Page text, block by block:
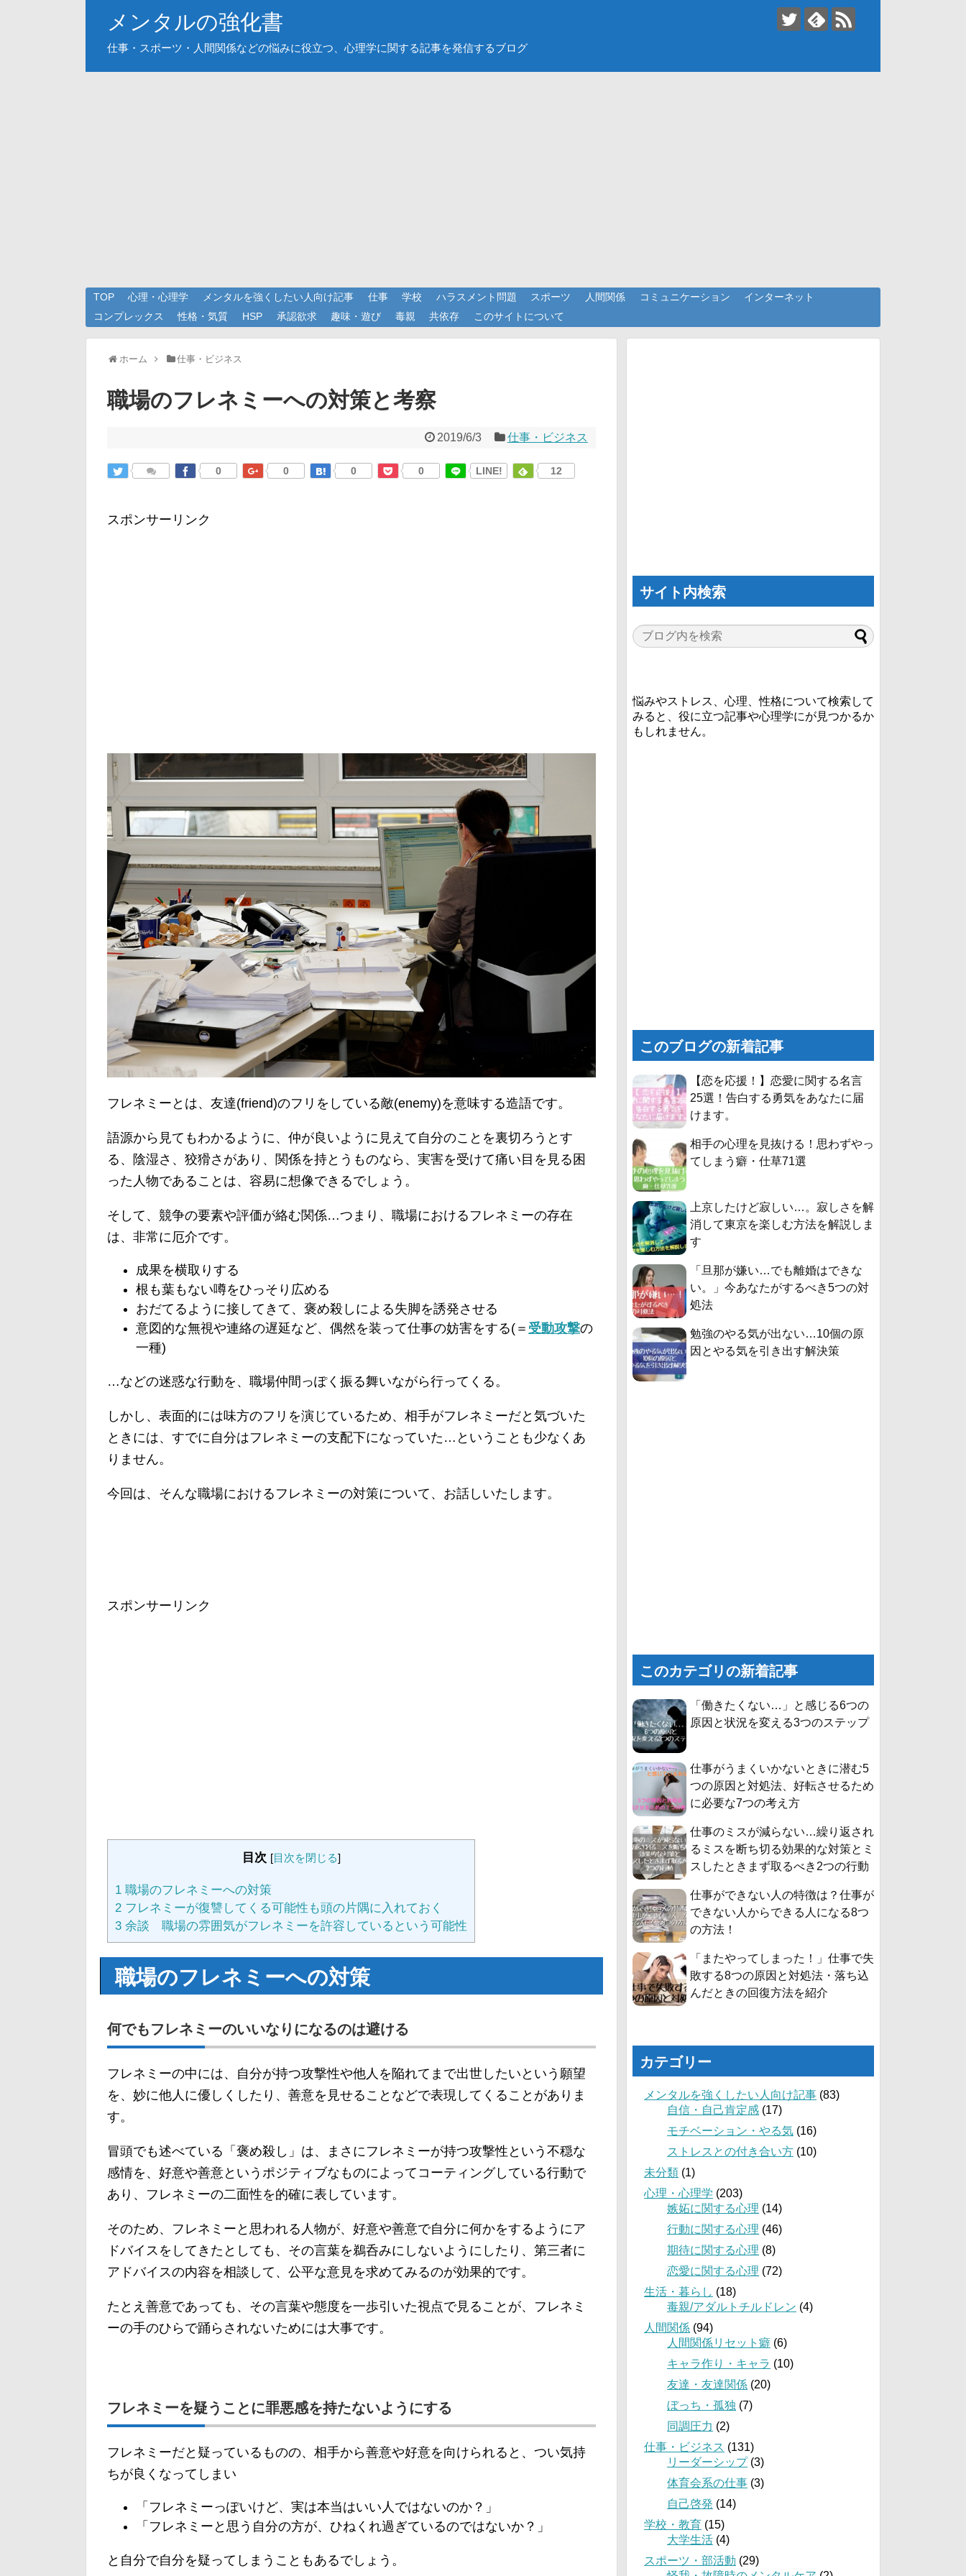
メンタルの強化書
仕事・スポーツ・人間関係などの悩みに役立つ、心理学に関する記事を発信するブログ
TOP 心理・心理学 メンタルを強くしたい人向け記事 仕事 学校 ハラスメント問題 スポーツ 人間関係 コミュニケーション
インターネット
コンプレックス
性格・気質 HSP 承認欲求 趣味・遊び 毒親 共依存 このサイトについて
ホーム 仕事・ビジネス
職場のフレネミーへの対策と考察
2019/6/3 仕事・ビジネス
0 0 0 0 LINE! 12
スポンサーリンク
フレネミーとは、友達(friend)のフリをしている敵(enemy)を意味する造語です。
語源から見てもわかるように、仲が良いように見えて自分のことを裏切ろうとす
る、陰湿さ、狡猾さがあり、関係を持とうものなら、実害を受けて痛い目を見る困
った人物であることは、容易に想像できるでしょう。
そして、競争の要素や評価が絡む関係…つまり、職場におけるフレネミーの存在
は、非常に厄介です。
成果を横取りする
根も葉もない噂をひっそり広める
おだてるように接してきて、褒め殺しによる失脚を誘発させる
意図的な無視や連絡の遅延など、偶然を装って仕事の妨害をする(＝ 受動攻撃の
一種)
…などの迷惑な行動を、職場仲間っぽく振る舞いながら行ってくる。
しかし、表面的には味方のフリを演じているため、相手がフレネミーだと気づいた
ときには、すでに自分はフレネミーの支配下になっていた…ということも少なくあ
りません。
今回は、そんな職場におけるフレネミーの対策について、お話しいたします。
スポンサーリンク
目次 [目次を閉じる]
1 職場のフレネミーへの対策
2 フレネミーが復讐してくる可能性も頭の片隅に入れておく
3 余談 職場の雰囲気がフレネミーを許容しているという可能性
職場のフレネミーへの対策
何でもフレネミーのいいなりになるのは避ける
フレネミーの中には、自分が持つ攻撃性や他人を陥れてまで出世したいという願望
を、妙に他人に優しくしたり、善意を見せることなどで表現してくることがありま
す。
冒頭でも述べている「褒め殺し」は、まさにフレネミーが持つ攻撃性という不穏な
感情を、好意や善意というポジティブなものによってコーティングしている行動で
あり、フレネミーの二面性を的確に表しています。
そのため、フレネミーと思われる人物が、好意や善意で自分に何かをするようにア
ドバイスをしてきたとしても、その言葉を鵜呑みにしないようにしたり、第三者に
アドバイスの内容を相談して、公平な意見を求めてみるのが効果的です。
たとえ善意であっても、その言葉や態度を一歩引いた視点で見ることが、フレネミ
ーの手のひらで踊らされないためには大事です。
フレネミーを疑うことに罪悪感を持たないようにする
フレネミーだと疑っているものの、相手から善意や好意を向けられると、つい気持
ちが良くなってしまい
「フレネミーっぽいけど、実は本当はいい人ではないのか？」
「フレネミーと思う自分の方が、ひねくれ過ぎているのではないか？」
と自分で自分を疑ってしまうこともあるでしょう。
サイト内検索
悩みやストレス、心理、性格について検索して
みると、役に立つ記事や心理学にが見つかるか
もしれません。
このブログの新着記事
【恋を応援！】恋愛に関する名言
25選！告白する勇気をあなたに届
けます。
相手の心理を見抜ける！思わずやっ
てしまう癖・仕草71選
上京したけど寂しい…。寂しさを解
消して東京を楽しむ方法を解説しま
す
「旦那が嫌い…でも離婚はできな
い。」今あなたがするべき5つの対
処法
勉強のやる気が出ない…10個の原
因とやる気を引き出す解決策
このカテゴリの新着記事
「働きたくない…」と感じる6つの
原因と状況を変える3つのステップ
仕事がうまくいかないときに潜む5
つの原因と対処法、好転させるため
に必要な7つの考え方
仕事のミスが減らない…繰り返され
るミスを断ち切る効果的な対策とミ
スしたときまず取るべき2つの行動
仕事ができない人の特徴は？仕事が
できない人からできる人になる8つ
の方法！
「またやってしまった！」仕事で失
敗する8つの原因と対処法・落ち込
んだときの回復方法を紹介
カテゴリー
メンタルを強くしたい人向け記事 (83)
自信・自己肯定感 (17)
モチベーション・やる気 (16)
ストレスとの付き合い方 (10)
未分類 (1)
心理・心理学 (203)
嫉妬に関する心理 (14)
行動に関する心理 (46)
期待に関する心理 (8)
恋愛に関する心理 (72)
生活・暮らし (18)
毒親/アダルトチルドレン (4)
人間関係 (94)
人間関係リセット癖 (6)
キャラ作り・キャラ (10)
友達・友達関係 (20)
ぼっち・孤独 (7)
同調圧力 (2)
仕事・ビジネス (131)
リーダーシップ(3)
体育会系の仕事 (3)
自己啓発 (14)
学校・教育 (15)
大学生活 (4)
スポーツ・部活動 (29)